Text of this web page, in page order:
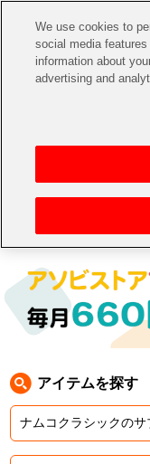
CHANNEL
ゲーム
アイドルマスターシ
アイドルマスター
アイドルマスター ミリオ
アイドルマスター SideM
プロジェクトアイマス ヴ
イベントグッズ
トイ・ホビー
> キャラクター > ナムコ
アイテムを探す
We use cookies to
social media
information about
advertising and